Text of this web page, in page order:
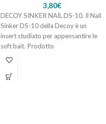
3,80€
DECOY SINKER NAIL DS-10. Il Nail
Sinker DS-10 della Decoy è un
insert studiato per appensantire le
soft bait. Prodotto